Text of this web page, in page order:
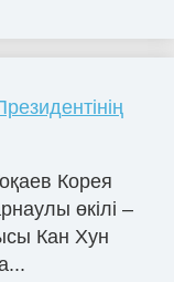
Корея
өкілі –
Кан Хун